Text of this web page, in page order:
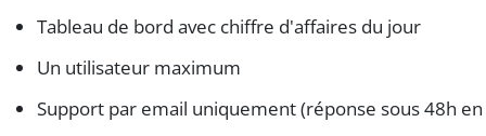
Tableau de bord avec chiffre d'affaires du jour
Un utilisateur maximum
Support par email uniquement (réponse sous 48h